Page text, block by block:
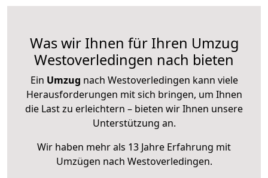
Was wir Ihnen für Ihren Umzug
Westoverledingen nach bieten
Ein Umzug nach Westoverledingen kann viele
Herausforderungen mit sich bringen, um Ihnen
die Last zu erleichtern – bieten wir Ihnen unsere
Unterstützung an.
Wir haben mehr als 13 Jahre Erfahrung mit
Umzügen nach Westoverledingen.